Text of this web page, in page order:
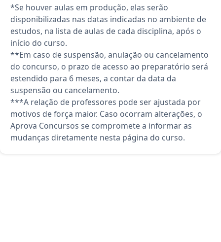
*Se houver aulas em produção, elas serão
disponibilizadas nas datas indicadas no ambiente de
estudos, na lista de aulas de cada disciplina, após o
início do curso.
**Em caso de suspensão, anulação ou cancelamento
do concurso, o prazo de acesso ao preparatório será
estendido para 6 meses, a contar da data da
suspensão ou cancelamento.
***A relação de professores pode ser ajustada por
motivos de força maior. Caso ocorram alterações, o
Aprova Concursos se compromete a informar as
mudanças diretamente nesta página do curso.